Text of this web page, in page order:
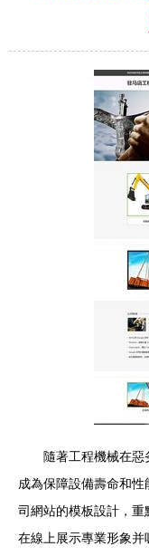
隨著工程機械在
成為保障設備壽命和
司網站的模板設計，
在線上展示專業形象并